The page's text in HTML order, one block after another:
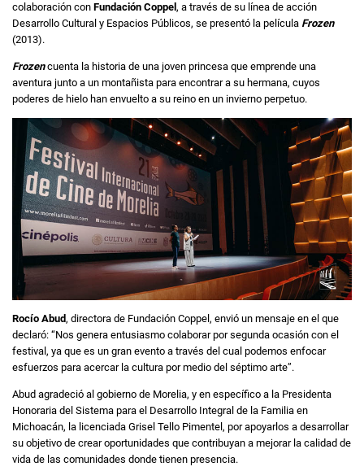
colaboración con Fundación Coppel , a través de su línea de acción
Desarrollo Cultural y Espacios Públicos, se presentó la película Frozen
(2013).
Frozencuenta la historia de una joven princesa que emprende una
aventura junto a un montañista para encontrar a su hermana, cuyos
poderes de hielo han envuelto a su reino en un invierno perpetuo.
Rocío Abud, directora de Fundación Coppel, envió un mensaje en el que
declaró: “Nos genera entusiasmo colaborar por segunda ocasión con el
festival, ya que es un gran evento a través del cual podemos enfocar
esfuerzos para acercar la cultura por medio del séptimo arte”.
Abud agradeció al gobierno de Morelia, y en específico a la Presidenta
Honoraria del Sistema para el Desarrollo Integral de la Familia en
Michoacán, la licenciada Grisel Tello Pimentel, por apoyarlos a desarrollar
su objetivo de crear oportunidades que contribuyan a mejorar la calidad de
vida de las comunidades donde tienen presencia.